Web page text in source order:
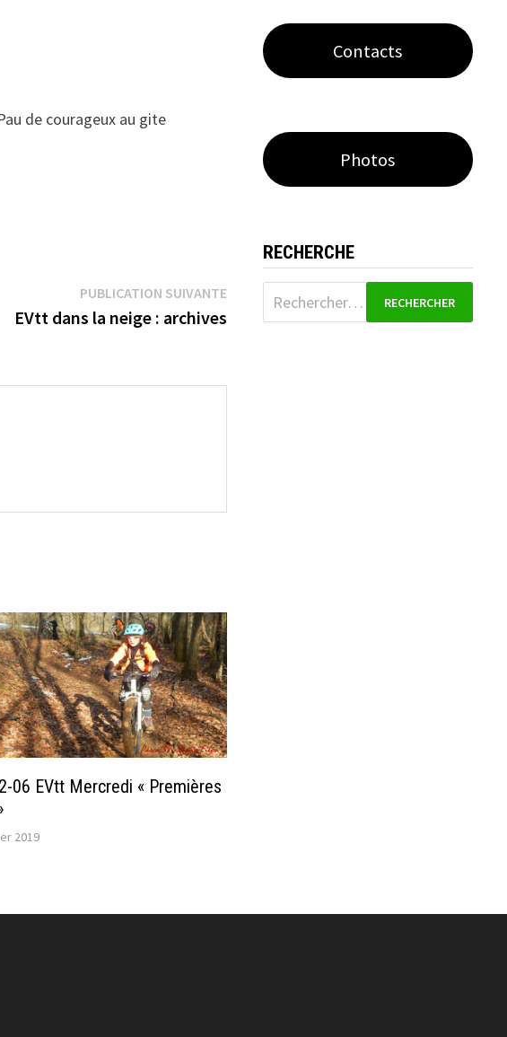
de courageux au gite
PUBLICATION SUIVANTEPublication
EVtt dans la neige : archives
06 EVtt Mercredi « Premières
2019
Contacts
Photos
RECHERCHE
Rechercher :